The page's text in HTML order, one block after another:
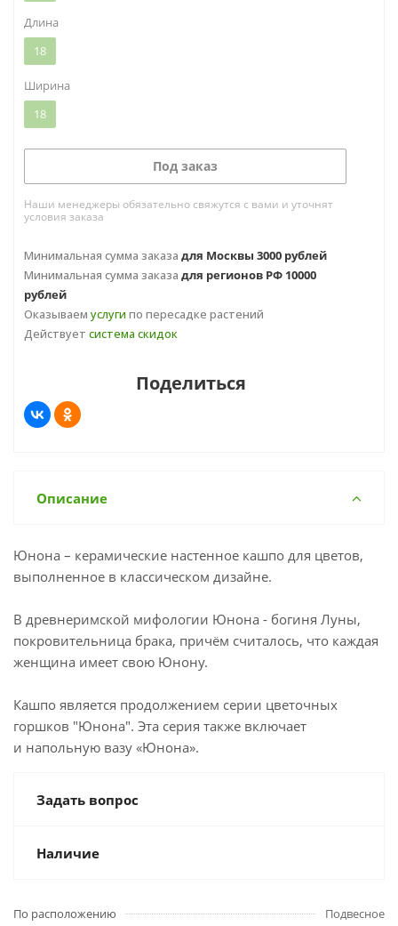
Длина
18
Ширина
18
Под заказ
Наши менеджеры обязательно свяжутся с вами и уточнят
условия заказа
Минимальная сумма заказа для Москвы 3000 рублей
Минимальная сумма заказа для регионов РФ 10000
рублей
Оказываем услуги по пересадке растений
Действует система скидок
Поделиться
Описание
Юнона – керамические настенное кашпо для цветов,
выполненное в классическом дизайне.
В древнеримской мифологии Юнона - богиня Луны,
покровительница брака, причём считалось, что каждая
женщина имеет свою Юнону.
Кашпо является продолжением серии цветочных
горшков "Юнона". Эта серия также включает
и напольную вазу «Юнона».
Задать вопрос
Наличие
По расположению
Подвесное